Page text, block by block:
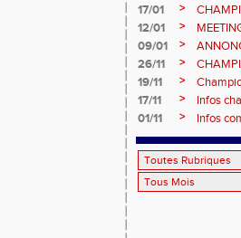
17/01
>
12/01 >
09/01
>
26/11 >
2026,
19/11 >
17/11
>
Infos
01/11
> Infos